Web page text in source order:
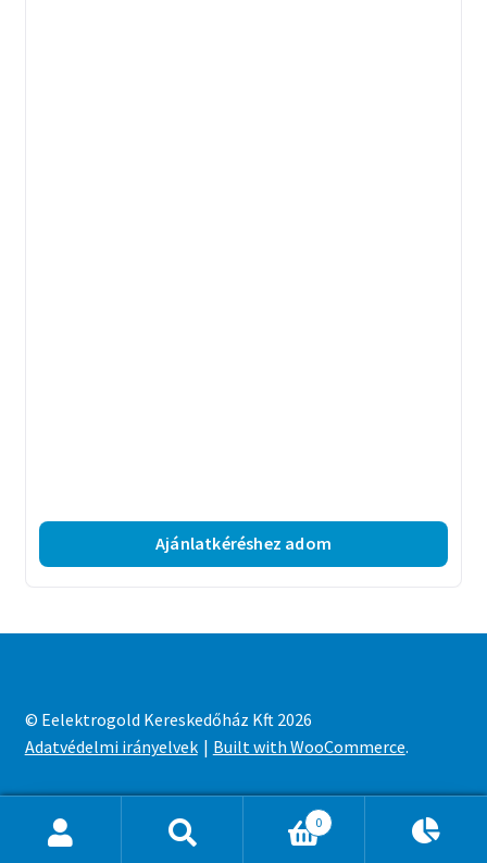
Ajánlatkéréshez adom
© Eelektrogold Kereskedőház Kft 2026
Adatvédelmi irányelvek
Built with WooCommerce.
0
Ajánlatkosár 0